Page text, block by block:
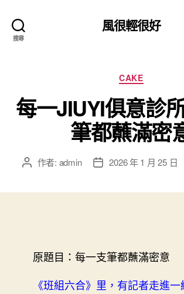
搜尋
風很輕很好
分
類
CAKE
每一JIUYI俱意診
筆都蘸滿密
文 作者: admin
文 2026 年 1 月 25 日
原題目：每一支筆都蘸滿密意
《班組六合》里，有記者走進